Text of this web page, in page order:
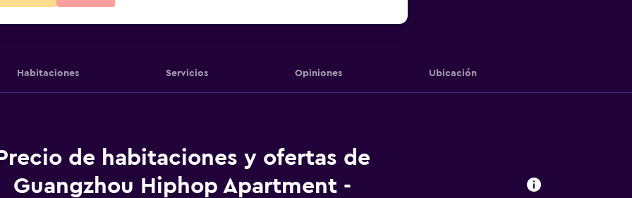
Habitaciones Servicios Opiniones Ubicación
de habitaciones y ofertas de
Guangzhou Hiphop Apartment -